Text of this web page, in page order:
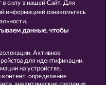
и
об Отказе
силу в нашей Сайт. Для
информацией ознакомьтесь
данные, чтобы
Активное
для идентификации.
на устройстве.
контент, определение